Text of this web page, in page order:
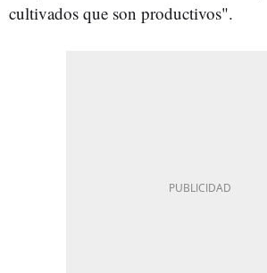
cultivados que son productivos".